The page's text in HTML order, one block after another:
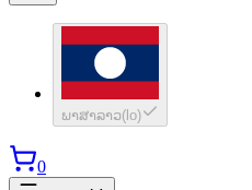
ພາສາລາວ( lo)
0